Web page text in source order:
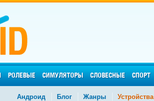
РОЛЕВЫЕ СИМУЛЯТОРЫ СЛОВЕСНЫЕ СПОРТ
Андроид Блог Жанры Устройства